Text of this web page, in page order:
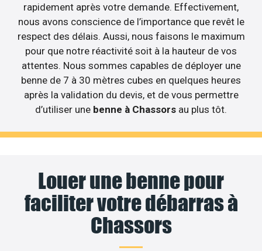
rapidement après votre demande. Effectivement,
nous avons conscience de l’importance que revêt le
respect des délais. Aussi, nous faisons le maximum
pour que notre réactivité soit à la hauteur de vos
attentes. Nous sommes capables de déployer une
benne de 7 à 30 mètres cubes en quelques heures
après la validation du devis, et de vous permettre
d’utiliser une benne à Chassors au plus tôt.
Louer une benne pour
faciliter votre débarras à
Chassors